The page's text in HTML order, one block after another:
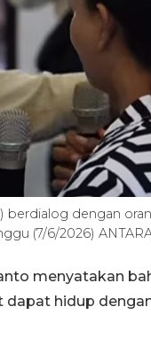
berdialog dengan
(7/6/2026)
menyatakan
hidup